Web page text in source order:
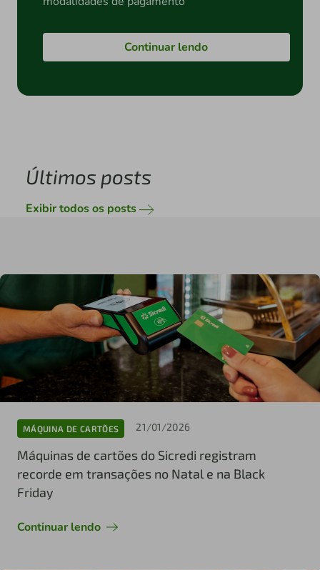
Continuar lendo
Últimos posts
Exibir todos os posts
MÁQUINA DE CARTÕES 21/01/2026
Máquinas de cartões do Sicredi registram
recorde em transações no Natal e na Black
Friday
Continuar lendo